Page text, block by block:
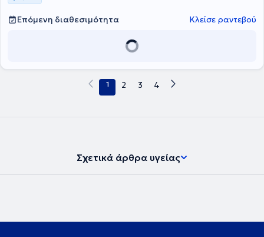
Επόμενη διαθεσιμότητα Κλείσε ραντεβού
1 2 3 4
Σχετικά άρθρα υγείας